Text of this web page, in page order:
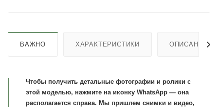
ВАЖНО ХАРАКТЕРИСТИКИ ОПИСАНИЕ
Чтобы получить детальные фотографии и ролики с
этой моделью, нажмите на иконку WhatsApp — она
располагается справа. Мы пришлем снимки и видео,